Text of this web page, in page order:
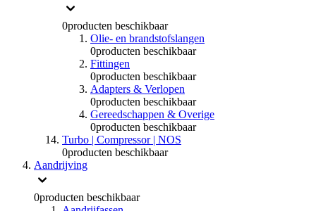
0producten beschikbaar
Olie- en brandstofslangen
0producten beschikbaar
Fittingen
0producten beschikbaar
Adapters & Verlopen
0producten beschikbaar
Gereedschappen & Overige
0producten beschikbaar
Turbo | Compressor | NOS
0producten beschikbaar
Aandrijving
0producten beschikbaar